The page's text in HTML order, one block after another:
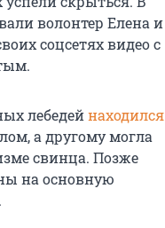
волонтер Елена и
соцсетях видео с
лебедейнаходился
а другому могла
свинца. Позже
на основную